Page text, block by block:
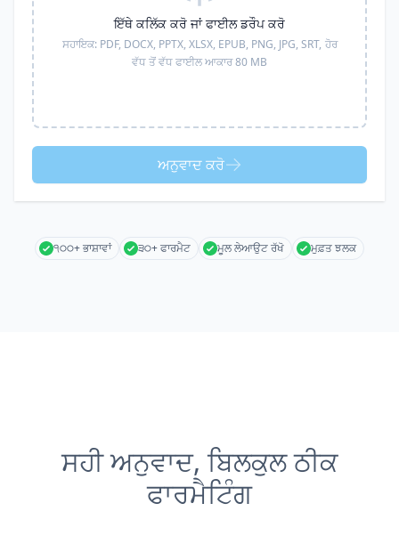
ਇੱਥੇ ਕਲਿੱਕ ਕਰੋ ਜਾਂ ਫਾਈਲ ਡਰੌਪ ਕਰੋ
ਸਹਾਇਕ: PDF, DOCX, PPTX, XLSX, EPUB, PNG, JPG, SRT, ਹੋਰ
ਵੱਧ ਤੋਂ ਵੱਧ ਫਾਈਲ ਆਕਾਰ 80 MB
ਅਨੁਵਾਦ ਕਰੋ
੧੦੦+ ਭਾਸ਼ਾਵਾਂ ੩੦+ ਫਾਰਮੈਟ ਮੂਲ ਲੇਆਉਟ ਰੱਖੋ ਮੁਫ਼ਤ ਝਲਕ
ਸਹੀ ਅਨੁਵਾਦ, ਬਿਲਕੁਲ ਠੀਕ
ਫਾਰਮੈਟਿੰਗ